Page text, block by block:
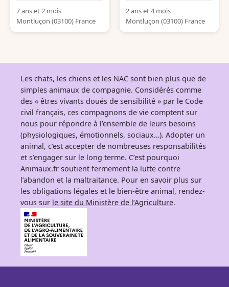
7 ans et 2 mois
Montluçon (03100) France
2 ans et 4 mois
Montluçon (03100) France
Les chats, les chiens et les NAC sont bien plus que de
simples animaux de compagnie. Considérés comme
des « êtres vivants doués de sensibilité » par le Code
civil français, ces compagnons de vie comptent sur
nous pour répondre à l’ensemble de leurs besoins
(physiologiques, émotionnels, sociaux…). Adopter un
animal, c’est accepter de nombreuses responsabilités
et s’engager sur le long terme. C’est pourquoi
Animaux.fr soutient fermement la lutte contre
l’abandon et la maltraitance. Pour en savoir plus sur
les obligations légales et le bien-être animal, rendez-
vous sur le site du Ministère de l’Agriculture.